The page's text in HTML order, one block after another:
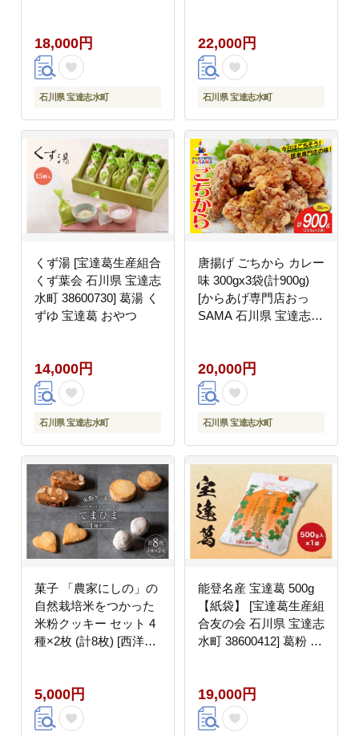
食べ比べ お試し
18,000円
石川県 宝達志水町
任銘菓 銘菓
22,000円
石川県 宝達志水町
くず湯 [宝達葛生産組合
くず葉会 石川県 宝達志
水町 38600730] 葛湯 く
ずゆ 宝達葛 おやつ
14,000円
石川県 宝達志水町
唐揚げ ごちから カレー
味 300gx3袋(計900g)
[からあげ専門店おっ
SAMA 石川県 宝達志水
物 おかず お弁当
20,000円
石川県 宝達志水町
菓子 「農家にしの」の
自然栽培米をつかった
米粉クッキー セット 4
種×2枚 (計8枚) [西洋郷
お菓子 洋菓子 おかし
スイーツ 焼き菓子 おや
つ クッキー 個包装 グ
5,000円
能登名産 宝達葛 500g
【紙袋】 [宝達葛生産組
合友の会 石川県 宝達志
水町 38600412] 葛粉 く
19,000円